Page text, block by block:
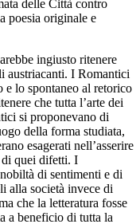
delle Città contro
poesia originale e
ingiusto ritenere
austriacanti. I Romantici
e lo spontaneo al retorico
che tutta l’arte dei
si proponevano di
della forma studiata,
esagerati nell’asserire
di quei difetti. I
di sentimenti e di
alla società invece di
che la letteratura fosse
a beneficio di tutta la